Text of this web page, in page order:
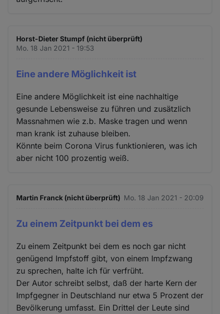
Horst-Dieter Stumpf (nicht überprüft)
Mo. 18 Jan 2021 - 19:53
Eine andere Möglichkeit ist
Eine andere Möglichkeit ist eine nachhaltige
gesunde Lebensweise zu führen und zusätzlich
Massnahmen wie z.b. Maske tragen und wenn
man krank ist zuhause bleiben.
Könnte beim Corona Virus funktionieren, was ich
aber nicht 100 prozentig weiß.
Martin Franck (nicht überprüft) Mo. 18 Jan 2021 - 20:09
Zu einem Zeitpunkt bei dem es
Zu einem Zeitpunkt bei dem es noch gar nicht
genügend Impfstoff gibt, von einem Impfzwang
zu sprechen, halte ich für verfrüht.
Der Autor schreibt selbst, daß der harte Kern der
Impfgegner in Deutschland nur etwa 5 Prozent der
Bevölkerung umfasst. Ein Drittel der Leute sind